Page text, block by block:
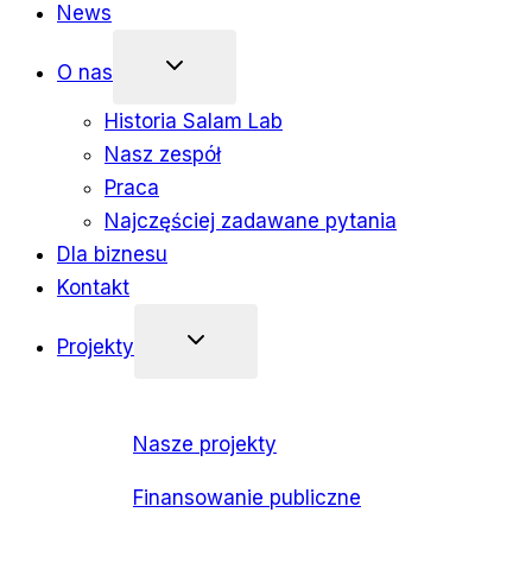
News
O nas
Historia Salam Lab
Nasz zespół
Praca
Najczęściej zadawane pytania
Dla biznesu
Kontakt
Projekty
Nasze projekty
Finansowanie publiczne